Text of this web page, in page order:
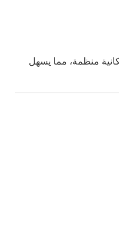
منظمة، مما يسهل